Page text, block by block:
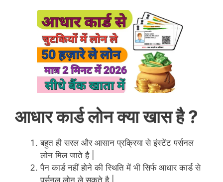
आधार कार्ड लोन क्या खास है ?
बहुत ही सरल और आसान प्रक्रिया से इंस्टेंट पर्सनल
लोन मिल जाते है |
पैन कार्ड नहीं होने की स्थिति में भी सिर्फ आधार कार्ड से
पर्सनल लोन ले सकते है |